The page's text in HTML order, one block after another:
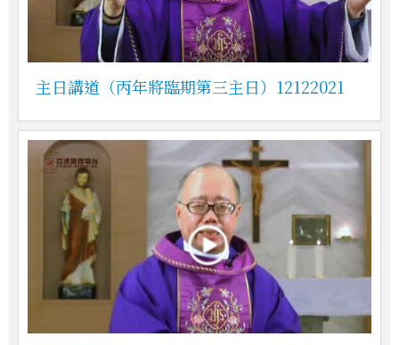
主日講道（丙年將臨期第三主日）12122021